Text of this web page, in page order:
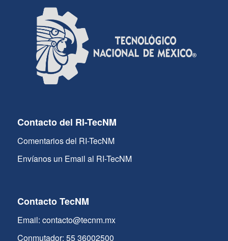
Contacto del RI-TecNM
Comentarios del RI-TecNM
Envíanos un Email al RI-TecNM
Contacto TecNM
Email: contacto@tecnm.mx
Conmutador: 55 36002500